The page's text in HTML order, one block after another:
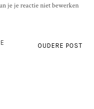
je je reactie niet bewerken
OUDERE POST